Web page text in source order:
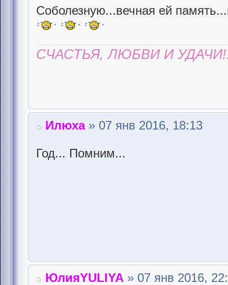
Соболезную...вечная ей
СЧАСТЬЯ, ЛЮБВИ И
Илюха» 07 янв 2016, 18:13
Год... Помним...
ЮлияYULIYA » 07 янв 2016,